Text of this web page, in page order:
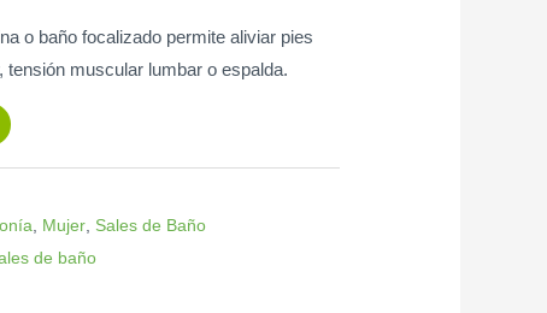
o baño focalizado permite aliviar pies
muscular lumbar o espalda.
Mujer Sales de Baño
de baño